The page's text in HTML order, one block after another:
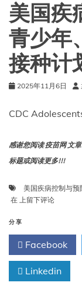
美国疾
青少年
接种计
2025年11月6日
CDC
感谢您阅读 疫苗网 文
标题或阅读更多!!!
美国疾病控制与预
在 美
疾
病
控
制
与
预
上留下评论
分享
Facebook
Linkedin